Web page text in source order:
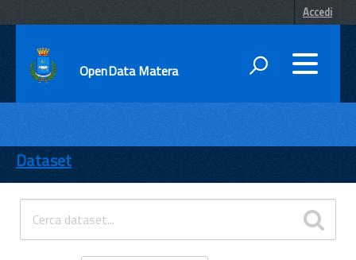
Accedi
OpenData Matera
ENTI
TEMI
INFORMAZIONI
Dataset